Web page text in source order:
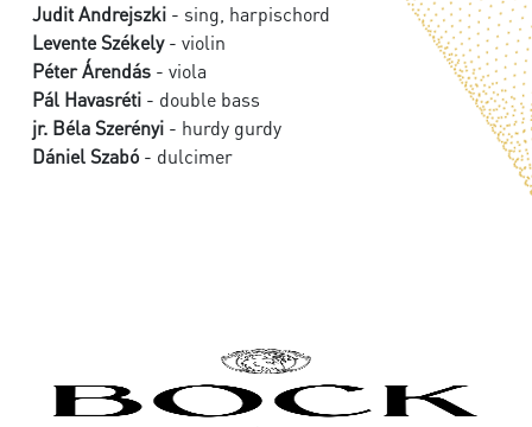
Judit Andrejszki - sing, harpischord
Levente Székely- violin
Péter Árendás - viola
Pál Havasréti - double bass
jr. Béla Szerényi - hurdy gurdy
Dániel Szabó - dulcimer